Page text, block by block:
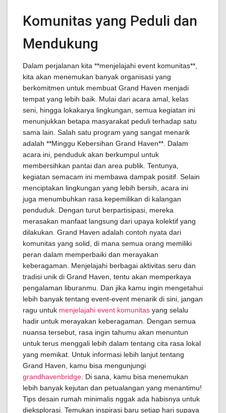
Komunitas yang Peduli dan
Mendukung
Dalam perjalanan kita **menjelajahi event komunitas**,
kita akan menemukan banyak organisasi yang
berkomitmen untuk membuat Grand Haven menjadi
tempat yang lebih baik. Mulai dari acara amal, kelas
seni, hingga lokakarya lingkungan, semua kegiatan ini
menunjukkan betapa masyarakat peduli terhadap satu
sama lain. Salah satu program yang sangat menarik
adalah **Minggu Kebersihan Grand Haven**. Dalam
acara ini, penduduk akan berkumpul untuk
membersihkan pantai dan area publik. Tentunya,
kegiatan semacam ini membawa dampak positif. Selain
menciptakan lingkungan yang lebih bersih, acara ini
juga menumbuhkan rasa kepemilikan di kalangan
penduduk. Dengan turut berpartisipasi, mereka
merasakan manfaat langsung dari upaya kolektif yang
dilakukan. Grand Haven adalah contoh nyata dari
komunitas yang solid, di mana semua orang memiliki
peran dalam memperbaiki dan merayakan
keberagaman. Menjelajahi berbagai aktivitas seru dan
tradisi unik di Grand Haven, tentu akan memperkaya
pengalaman liburanmu. Dan jika kamu ingin mengetahui
lebih banyak tentang event-event menarik di sini, jangan
ragu untuk menjelajahi event komunitas yang selalu
hadir untuk merayakan keberagaman. Dengan semua
nuansa tersebut, rasa ingin tahumu akan menuntun
untuk terus menggali lebih dalam tentang cita rasa lokal
yang memikat. Untuk informasi lebih lanjut tentang
Grand Haven, kamu bisa mengunjungi
grandhavenbridge . Di sana, kamu bisa menemukan
lebih banyak kejutan dan petualangan yang menantimu!
Tips desain rumah minimalis nggak ada habisnya untuk
dieksplorasi. Temukan inspirasi baru setiap hari supaya